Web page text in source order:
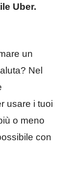
Uber.
un
Nel
usare i tuoi
o meno
con